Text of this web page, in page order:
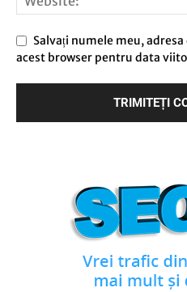
Salvați numele meu,
acest browser pentru data